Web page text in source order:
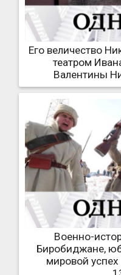
Его величество
театром
Валентины
Военно-
Биробиджане,
мировой